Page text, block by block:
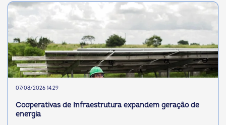
07/08/2026 14:29
Cooperativas de Infraestrutura expandem geração de
energia